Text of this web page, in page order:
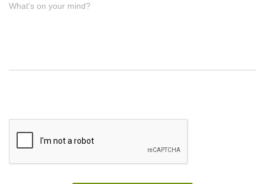
What's on your mind?